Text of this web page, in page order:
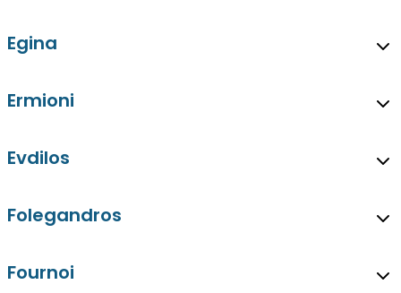
Egina
Ermioni
Evdilos
Folegandros
Fournoi